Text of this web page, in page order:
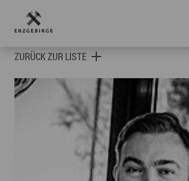
Botschafter des Erzgebirges
ZURÜCK ZUR LISTE